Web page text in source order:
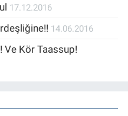
17.12.2016
14.06.2016
Ve Kör Taassup!